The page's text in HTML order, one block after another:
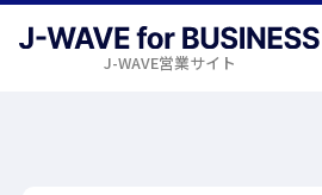
J-WAVE営業サイト